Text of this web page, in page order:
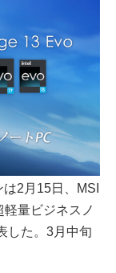
2月15日、MSI
量ビジネスノ
した。3月中旬